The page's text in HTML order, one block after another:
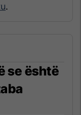
.
se është